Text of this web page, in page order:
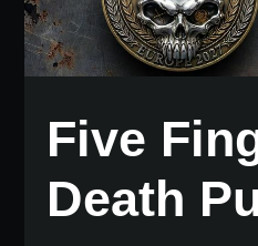
Five
Death